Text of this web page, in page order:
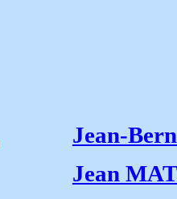
Jean-
Jean